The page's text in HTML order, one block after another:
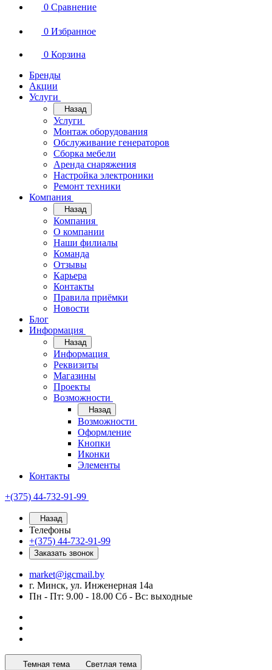
0 Сравнение
0 Избранное
0 Корзина
Бренды
Акции
Услуги
Назад
Услуги
Монтаж оборудования
Обслуживание генераторов
Сборка мебели
Аренда снаряжения
Настройка электроники
Ремонт техники
Компания
Назад
Компания
О компании
Наши филиалы
Команда
Отзывы
Карьера
Контакты
Правила приёмки
Новости
Блог
Информация
Назад
Информация
Реквизиты
Магазины
Проекты
Возможности
Назад
Возможности
Оформление
Кнопки
Иконки
Элементы
Контакты
+(375) 44-732-91-99
Назад
Телефоны
+(375) 44-732-91-99
Заказать звонок
market@igcmail.by
г. Минск, ул. Инженерная 14а
Пн - Пт: 9.00 - 18.00 Сб - Вс: выходные
Темная тема Светлая тема